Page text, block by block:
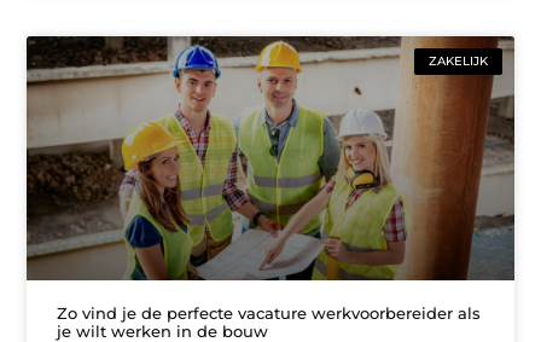
ZAKELIJK
Zo vind je de perfecte vacature werkvoorbereider als
je wilt werken in de bouw